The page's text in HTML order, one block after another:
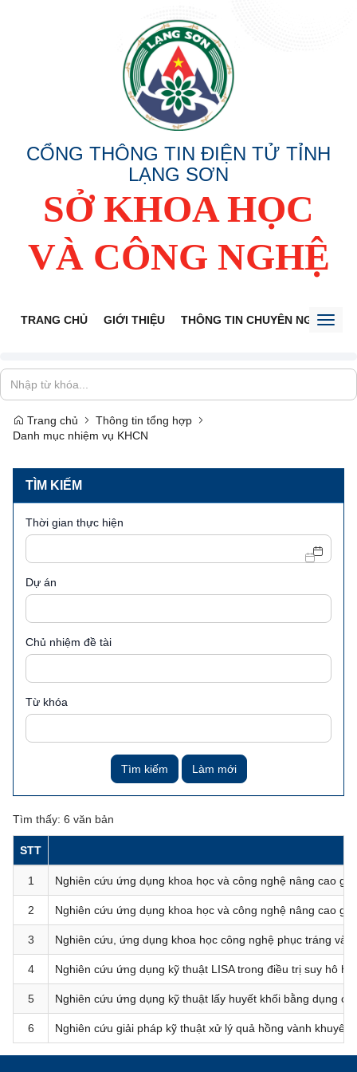
CỔNG THÔNG TIN ĐIỆN TỬ TỈNH
LẠNG SƠN
SỞ KHOA HỌC
VÀ CÔNG NGHỆ
TRANG CHỦ GIỚI THIỆU THÔNG TIN CHUYÊN NGÀNH
Trang chủ
Thông tin tổng hợp
Danh mục nhiệm vụ KHCN
TÌM KIẾM
Thời gian thực hiện
Dự án
Chủ nhiệm đề tài
Từ khóa
Tìm kiếm Làm mới
Tìm thấy: 6 văn bản
STT
1 Nghiên cứu ứng dụng khoa học và công nghệ nâng cao
2 Nghiên cứu ứng dụng khoa học và công nghệ nâng cao
3 Nghiên cứu, ứng dụng khoa học công nghệ phục tráng và
4 Nghiên cứu ứng dụng kỹ thuật LISA trong điều trị suy hô
5 Nghiên cứu ứng dụng kỹ thuật lấy huyết khối bằng dụng
6 Nghiên cứu giải pháp kỹ thuật xử lý quả hồng vành